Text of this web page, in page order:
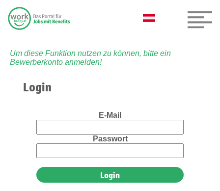
Um diese Funktion nutzen zu können, bitte ein
Bewerberkonto anmelden!
Login
E-Mail
Passwort